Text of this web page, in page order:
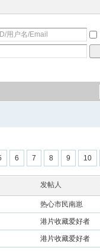
6 7 8 9 10
发帖人
热心市民南崽
港片收藏爱好者
港片收藏爱好者